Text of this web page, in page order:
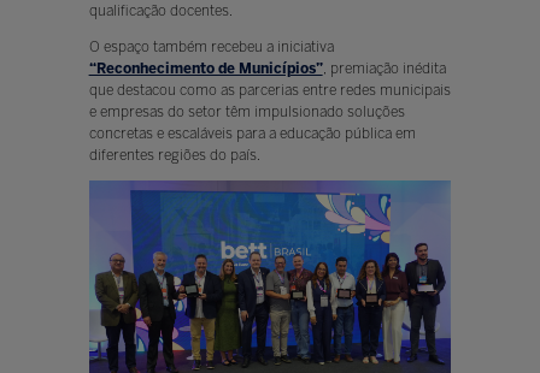
qualificação docentes.
O espaço também recebeu a iniciativa
“Reconhecimento de Municípios”, premiação inédita
que destacou como as parcerias entre redes municipais
e empresas do setor têm impulsionado soluções
concretas e escaláveis para a educação pública em
diferentes regiões do país.